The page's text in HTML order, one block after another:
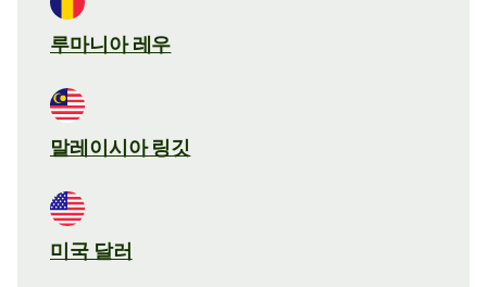
루마니아 레우
말레이시아 링깃
미국 달러